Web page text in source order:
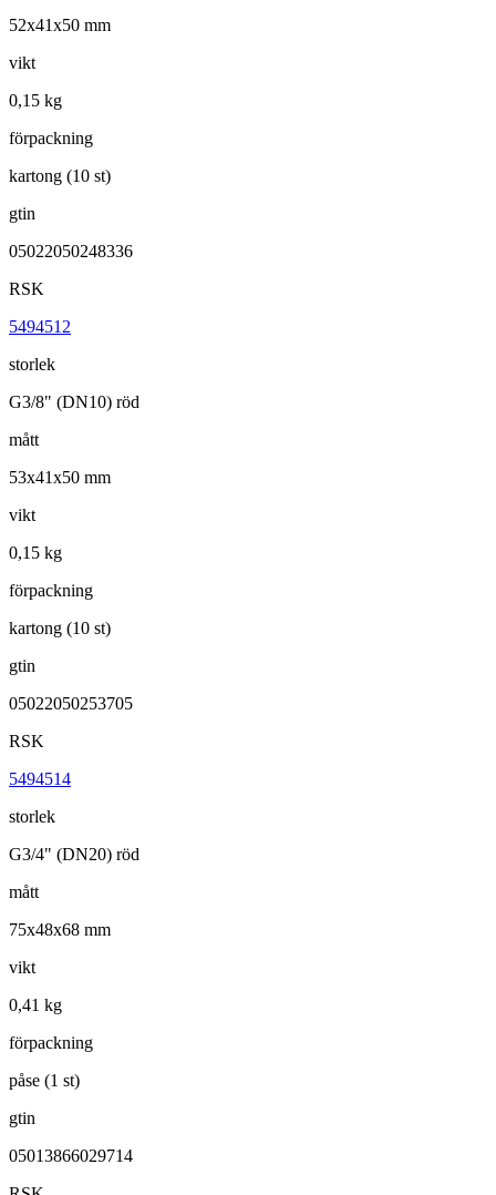
52x41x50 mm
vikt
0,15 kg
förpackning
kartong (10 st)
gtin
05022050248336
RSK
5494512
storlek
G3/8" (DN10) röd
mått
53x41x50 mm
vikt
0,15 kg
förpackning
kartong (10 st)
gtin
05022050253705
RSK
5494514
storlek
G3/4" (DN20) röd
mått
75x48x68 mm
vikt
0,41 kg
förpackning
påse (1 st)
gtin
05013866029714